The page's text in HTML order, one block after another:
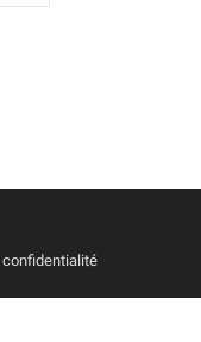
confidentialité